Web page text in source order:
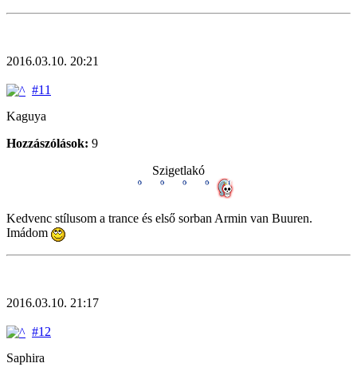
2016.03.10. 20:21
#11
Kaguya
Hozzászólások: 9
Szigetlakó
Kedvenc stílusom a trance és első sorban Armin van Buuren.
Imádom
2016.03.10. 21:17
#12
Saphira